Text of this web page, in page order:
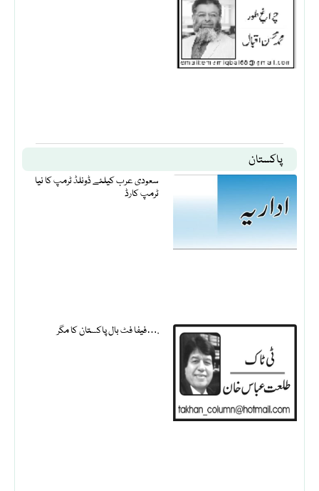
پاکستان
سعودی عرب کیلئے ڈونلڈ ٹرمپ کا نیا
ٹرمپ کارڈ
فیفا فٹ بال پاکستان کا مگر….